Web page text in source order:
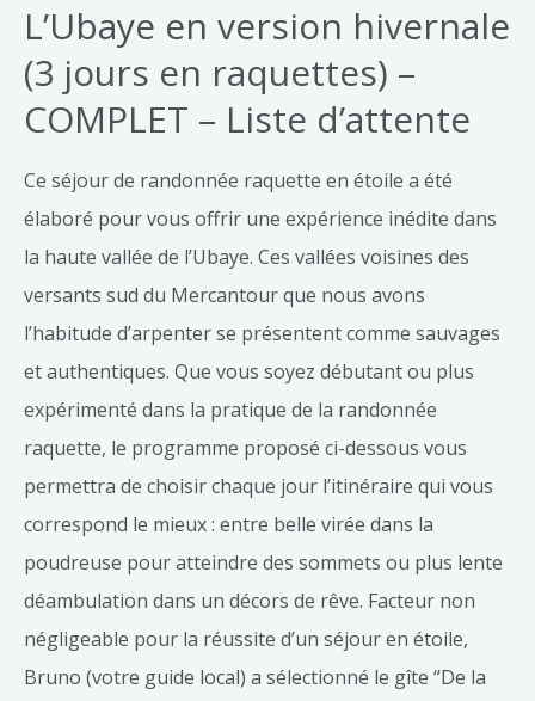
L’Ubaye en version hivernale
(3 jours en raquettes) –
COMPLET – Liste d’attente
Ce séjour de randonnée raquette en étoile a été
élaboré pour vous offrir une expérience inédite dans
la haute vallée de l’Ubaye. Ces vallées voisines des
versants sud du Mercantour que nous avons
l’habitude d’arpenter se présentent comme sauvages
et authentiques. Que vous soyez débutant ou plus
expérimenté dans la pratique de la randonnée
raquette, le programme proposé ci-dessous vous
permettra de choisir chaque jour l’itinéraire qui vous
correspond le mieux : entre belle virée dans la
poudreuse pour atteindre des sommets ou plus lente
déambulation dans un décors de rêve. Facteur non
négligeable pour la réussite d’un séjour en étoile,
Bruno (votre guide local) a sélectionné le gîte “De la